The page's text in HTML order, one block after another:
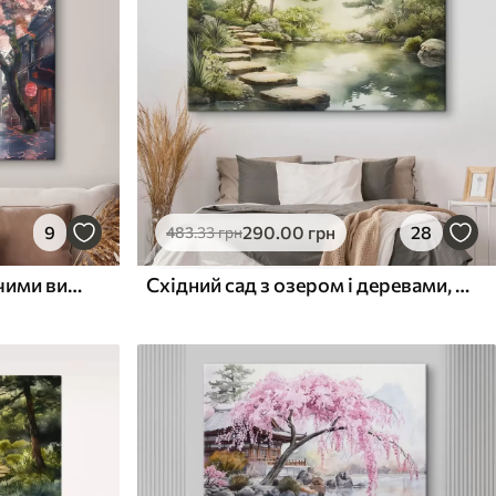
9
Японська вулиця з квітучими вишневими деревами, східна архітектура, ліхтарі
483.33грн290.00 грн 28
Східний сад з озером і деревами, природа, акварельний стиль